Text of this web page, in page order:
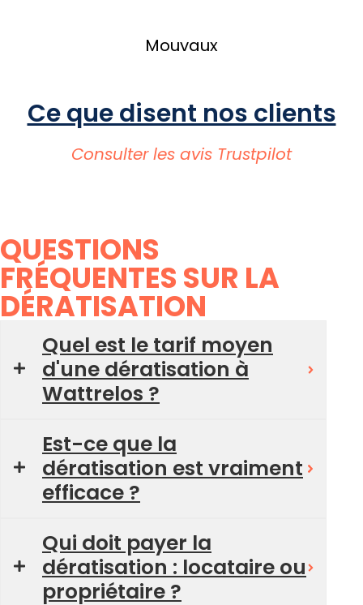
Mouvaux
Ce que disent nos clients
Consulter les avis Trustpilot
QUESTIONS
FRÉQUENTES SUR LA
DÉRATISATION
Quel est le tarif moyen
d'une dératisation à
Wattrelos ?
Est-ce que la
dératisation est vraiment
efficace ?
Qui doit payer la
dératisation : locataire ou
propriétaire ?